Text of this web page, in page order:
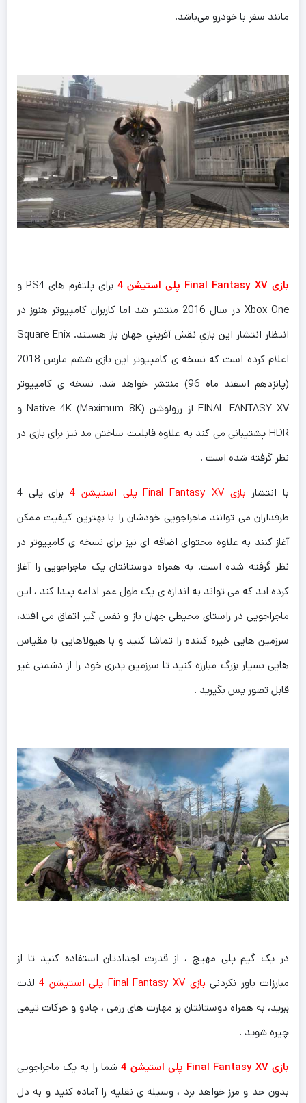
مانند سفر با خودرو می‌باشد.
بازی Final Fantasy XV پلی استیشن 4
برای پلتفرم های PS4 و
Xbox One در سال 2016 منتشر شد اما کاربران کامپیوتر هنوز در
انتظار انتشار این بازیِ نقش آفرینیِ جهان باز هستند. Square Enix
اعلام کرده است که نسخه ی کامپیوتر این بازی ششم مارس 2018
(پانزدهم اسفند ماه 96) منتشر خواهد شد. نسخه ی کامپیوتر
FINAL FANTASY XV از رزولوشن Native 4K (Maximum 8K) و
HDR پشتیبانی می کند به علاوه قابلیت ساختن مد نیز برای بازی در
نظر گرفته شده است .
با انتشار بازی Final Fantasy XV پلی استیشن 4
برای پلی 4
طرفداران می توانند ماجراجویی خودشان را با بهترین کیفیت ممکن
آغاز کنند به علاوه محتوای اضافه ای نیز برای نسخه ی کامپیوتر در
نظر گرفته شده است. به همراه دوستانتان یک ماجراجویی را آغاز
کرده اید که می تواند به اندازه ی یک طول عمر ادامه پیدا کند ، این
ماجراجویی در راستای محیطی جهان باز و نفس گیر اتفاق می افتد،
سرزمین هایی خیره کننده را تماشا کنید و با هیولاهایی با مقیاس
هایی بسیار بزرگ مبارزه کنید تا سرزمین پدری خود را از دشمنی غیر
قابل تصور پس بگیرید .
در یک گیم پلی مهیج ، از قدرت اجدادتان استفاده کنید تا از
مبارزات باور نکردنی بازی Final Fantasy XV پلی استیشن 4
لذت
ببرید، به همراه دوستانتان بر مهارت های رزمی ، جادو و حرکات تیمی
چیره شوید .
بازی Final Fantasy XV پلی استیشن 4
شما را به یک ماجراجویی
بدون حد و مرز خواهد برد ، وسیله ی نقلیه را آماده کنید و به دل